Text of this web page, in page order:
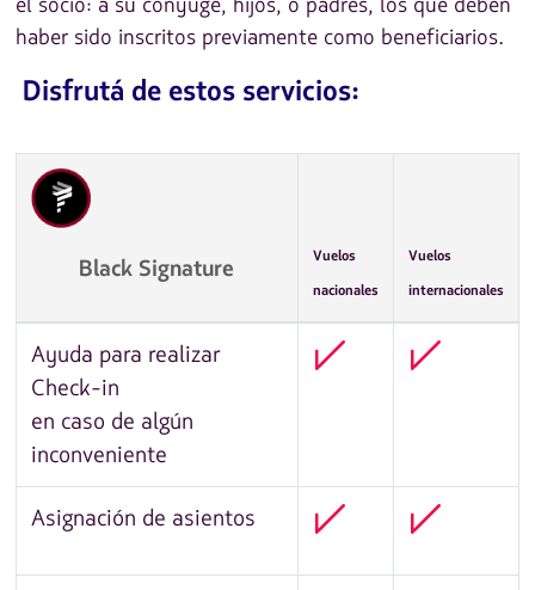
haber sido inscritos previamente como beneficiarios.
Disfrutá de estos servicios:
Black Signature
Vuelos
nacionales
Vuelos
internacionales
Ayuda para realizar
Check-in
en caso de algún
inconveniente
Asignación de asientos